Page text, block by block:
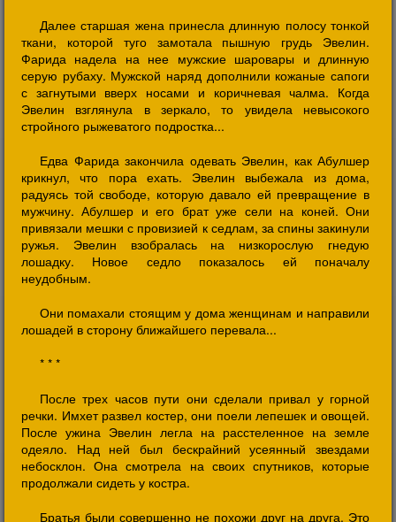
Далее старшая жена принесла длинную полосу тонкой
ткани, которой туго замотала пышную грудь Эвелин.
Фарида надела на нее мужские шаровары и длинную
серую рубаху. Мужской наряд дополнили кожаные сапоги
с загнутыми вверх носами и коричневая чалма. Когда
Эвелин взглянула в зеркало, то увидела невысокого
стройного рыжеватого подростка...
Едва Фарида закончила одевать Эвелин, как Абулшер
крикнул, что пора ехать. Эвелин выбежала из дома,
радуясь той свободе, которую давало ей превращение в
мужчину. Абулшер и его брат уже сели на коней. Они
привязали мешки с провизией к седлам, за спины закинули
ружья. Эвелин взобралась на низкорослую гнедую
лошадку. Новое седло показалось ей поначалу
неудобным.
Они помахали стоящим у дома женщинам и направили
лошадей в сторону ближайшего перевала...
* * *
После трех часов пути они сделали привал у горной
речки. Имхет развел костер, они поели лепешек и овощей.
После ужина Эвелин легла на расстеленное на земле
одеяло. Над ней был бескрайний усеянный звездами
небосклон. Она смотрела на своих спутников, которые
продолжали сидеть у костра.
Братья были совершенно не похожи друг на друга. Это